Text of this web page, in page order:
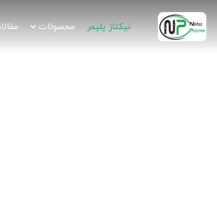
نیکتاز پلیمر محصولات